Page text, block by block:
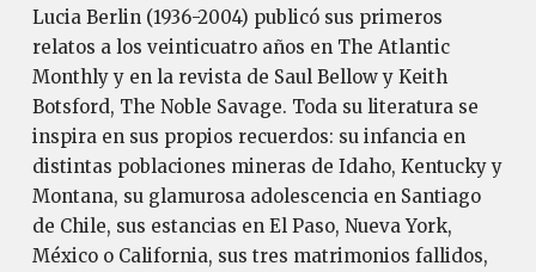
Lucia Berlin (1936-2004) publicó sus primeros
relatos a los veinticuatro años en The Atlantic
Monthly y en la revista de Saul Bellow y Keith
Botsford, The Noble Savage. Toda su literatura se
inspira en sus propios recuerdos: su infancia en
distintas poblaciones mineras de Idaho, Kentucky y
Montana, su glamurosa adolescencia en Santiago
de Chile, sus estancias en El Paso, Nueva York,
México o California, sus tres matrimonios fallidos,